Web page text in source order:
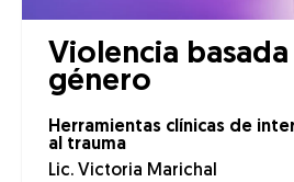
Violencia basada
género
Herramientas clínicas de
al trauma
Lic. Victoria Marichal